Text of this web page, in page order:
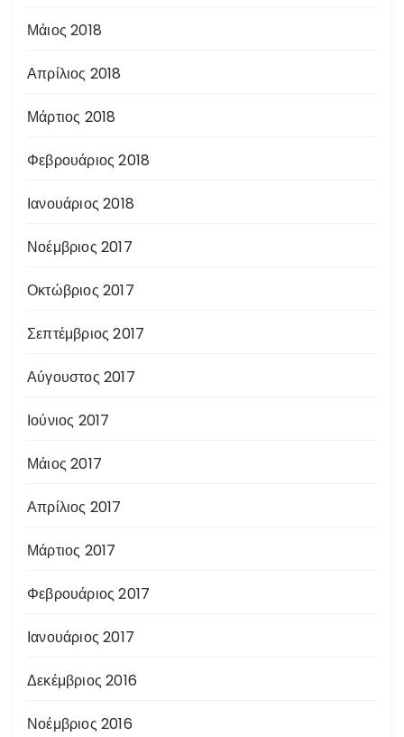
Μάιος 2018
Απρίλιος 2018
Μάρτιος 2018
Φεβρουάριος 2018
Ιανουάριος 2018
Νοέμβριος 2017
Οκτώβριος 2017
Σεπτέμβριος 2017
Αύγουστος 2017
Ιούνιος 2017
Μάιος 2017
Απρίλιος 2017
Μάρτιος 2017
Φεβρουάριος 2017
Ιανουάριος 2017
Δεκέμβριος 2016
Νοέμβριος 2016